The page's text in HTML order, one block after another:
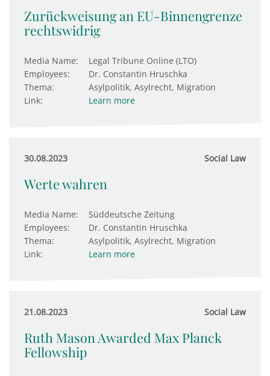
Zurück­wei­sung an EU-Bin­nen­g­renze
rechts­widrig
Media Name:
Legal Tribune Online (LTO)
Employees:
Dr. Constantin Hruschka
Thema:
Asylpolitik, Asylrecht, Migration
Link:
Learn more
30.08.2023 Social Law
Werte wahren
Media Name:
Süddeutsche Zeitung
Employees:
Dr. Constantin Hruschka
Thema:
Asylpolitik, Asylrecht, Migration
Link:
Learn more
21.08.2023 Social Law
Ruth Mason Awarded Max Planck
Fellowship